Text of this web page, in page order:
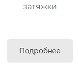
затяжки
Подробнее